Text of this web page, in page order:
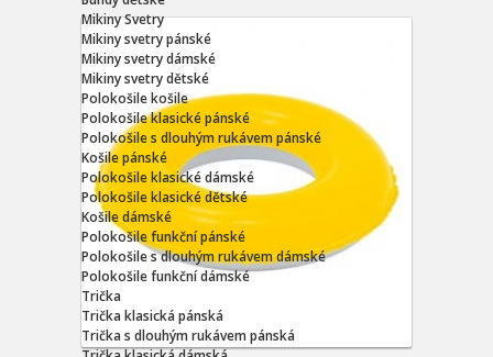
Mikiny Svetry
Mikiny svetry pánské
Mikiny svetry dámské
Mikiny svetry dětské
Polokošile košile
Polokošile klasické pánské
Polokošile s dlouhým rukávem pánské
Košile pánské
Polokošile klasické dámské
Polokošile klasické dětské
Košile dámské
Polokošile funkční pánské
Polokošile s dlouhým rukávem dámské
Polokošile funkční dámské
Trička
Trička klasická pánská
Trička s dlouhým rukávem pánská